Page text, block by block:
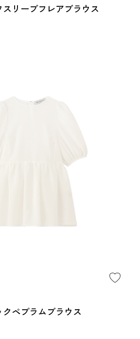
リーブフレアブラウス
ペプラムブラウス